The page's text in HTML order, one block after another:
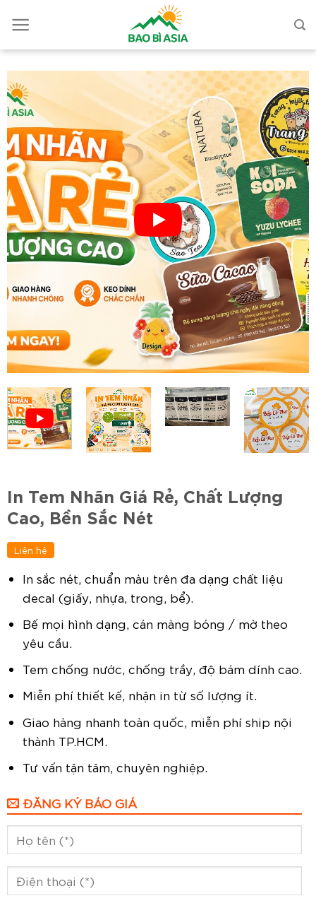
In Tem Nhãn Giá Rẻ, Chất Lượng
Cao, Bền Sắc Nét
Liên hệ
In sắc nét, chuẩn màu trên đa dạng chất liệu
decal (giấy, nhựa, trong, bể).
Bế mọi hình dạng, cán màng bóng / mờ theo
yêu cầu.
Tem chống nước, chống trầy, độ bám dính cao.
Miễn phí thiết kế, nhận in từ số lượng ít.
Giao hàng nhanh toàn quốc, miễn phí ship nội
thành TP.HCM.
Tư vấn tận tâm, chuyên nghiệp.
ĐĂNG KÝ BÁO GIÁ